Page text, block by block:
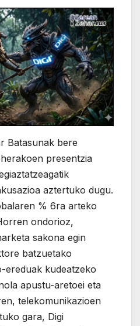
Batasunak bere
presentzia
aztertuko dugu.
% 6ra arteko
ondorioz,
sakona egin
batzuetako
ereduak kudeatzeko
apustu-aretoei eta
telekomunikazioen
gara, Digi